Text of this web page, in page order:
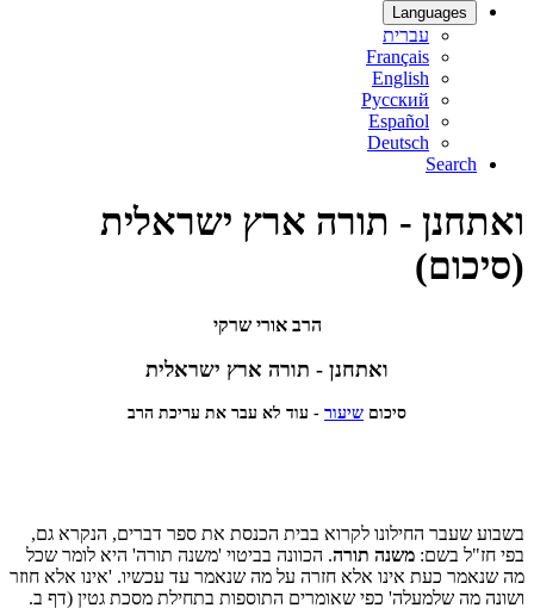
Languages
עברית
Français
English
Русский
Español
Deutsch
Search
ואתחנן - תורה ארץ ישראלית
(סיכום)
הרב אורי שרקי
ואתחנן - תורה ארץ ישראלית
סיכום שיעור - עוד לא עבר את עריכת הרב
בשבוע שעבר החילונו לקרוא בבית הכנסת את ספר דברים, הנקרא גם,
בפי חז"ל בשם: משנה תורה. הכוונה בביטוי 'משנה תורה' היא לומר שכל
מה שנאמר כעת אינו אלא חזרה על מה שנאמר עד עכשיו. 'אינו אלא חוזר
ושונה מה שלמעלה' כפי שאומרים התוספות בתחילת מסכת גטין (דף ב.